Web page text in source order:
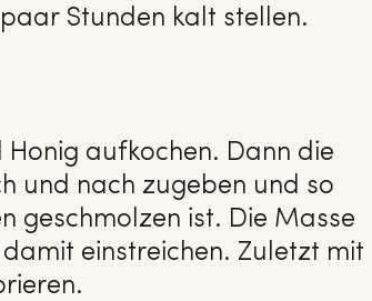
Stunden kalt stellen.
aufkochen. Dann die
und nach zugeben und so
geschmolzen ist. Die Masse
einstreichen. Zuletzt mit